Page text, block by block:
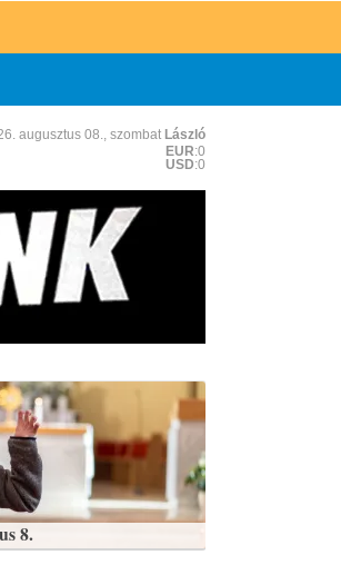
augusztus 08., szombat László
EUR:0
USD:0
8.